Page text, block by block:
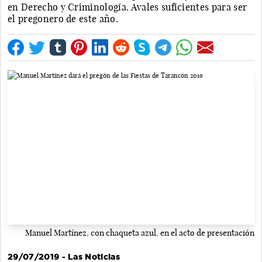
en Derecho y Criminología. Avales suficientes para ser
el pregonero de este año.
Manuel Martínez, con chaqueta azul, en el acto de presentación
29/07/2019 - Las Noticias